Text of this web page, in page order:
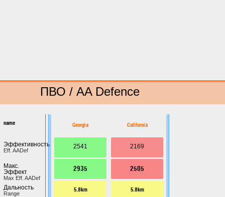
ПВО / AA Defence
name
Эффективность
Eff. AADef
Макс.
Эффект
Max Eff. AADef
Дальность
Range
Georgia
2541
2935
5.8km
California
2169
2505
5.8km